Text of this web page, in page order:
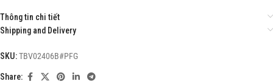
Thông tin chi tiết
Shipping and Delivery
SKU:TBV02406B#PFG
Share: